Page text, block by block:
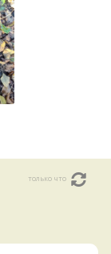
только что